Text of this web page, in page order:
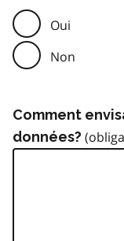
Oui
Non
Comment
données?